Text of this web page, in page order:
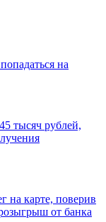
на
тысяч рублей,
на карте, поверив
от банка